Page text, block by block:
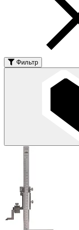
Фильтр